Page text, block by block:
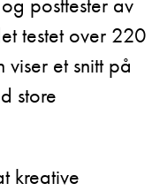
testet over 220
et snitt på
store
kreative